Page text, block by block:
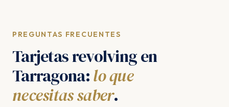
PREGUNTAS FRECUENTES
Tarjetas revolving en
Tarragona:lo que
necesitas saber.